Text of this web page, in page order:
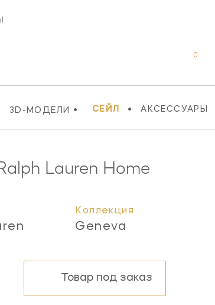
3D-МОДЕЛИ • СЕЙЛ • АКСЕССУАРЫ
0
Lauren Home
Коллекция
Geneva
Товар под заказ